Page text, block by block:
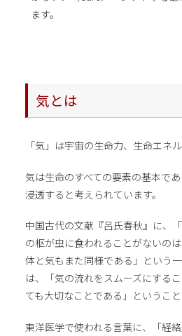
ます。
気とは
「気」は宇宙の生命力、生命エネ
気は生命のすべての要素の基本で
浸透すると考えられています。
中国古代の文献『呂氏春秋』に、
の枢が虫に食われることがないの
体と気もまた同様である」という
は、「気の流れをスムーズにする
ても大切なことである」ということ
東洋医学で使われる言葉に、「経